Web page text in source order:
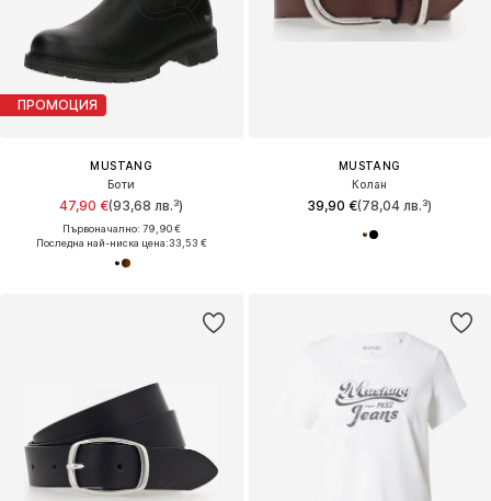
ПРОМОЦИЯ
MUSTANG
Боти
47,90 €(93,68 лв.³)
Първоначално: 79,90 €
Последна най-ниска цена:33,53 €
MUSTANG
Колан
39,90 €(78,04 лв.³)